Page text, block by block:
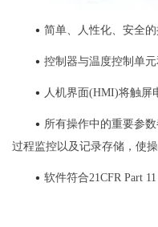
• 简单、人性化、安全的
• 控制器与温度控制单
• 人机界面(HMI)将触屏
• 所有操作中的重要参
过程监控以及记录存储，使
• 软件符合21CFR Part